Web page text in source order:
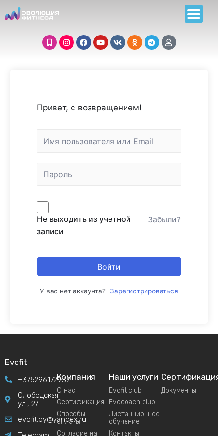
Привет, с возвращением!
Не выходить из учетной
записи
Забыли?
Войти
У вас нет аккаунта? Зарегистрироваться
Evofit
+375296172937
Слободская
ул., 27
evofit.by@yandex.ru
Компания
О нас
Сертификация
Способы
оплаты
Согласие на
Наши услуги
Evofit club
Evocoach club
Дистанционное
обучение
Контакты
Документы